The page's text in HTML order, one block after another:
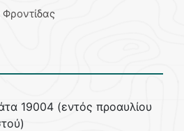
19004 (εντός προαυλίου